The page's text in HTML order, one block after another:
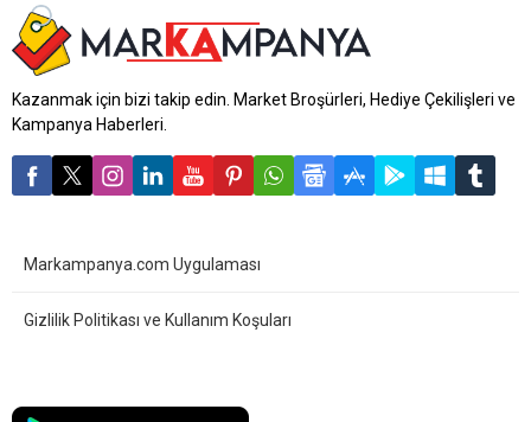
oyuncaklar, tekstil ve
elektrikli taşıtlardan onlarca
üründe kampanyalı fiyatlar
sizi bekliyor. Güncel A101
indirimlerini ve fırsatlarını
kaçırmayın! A101 26 Mayıs
– 1 Haziran Aldın Aldın...
Kazanmak için bizi takip edin. Market Broşürleri, Hediye Çekilişleri ve
Kampanya Haberleri.
Markampanya.com Uygulaması
Gizlilik Politikası ve Kullanım Koşuları